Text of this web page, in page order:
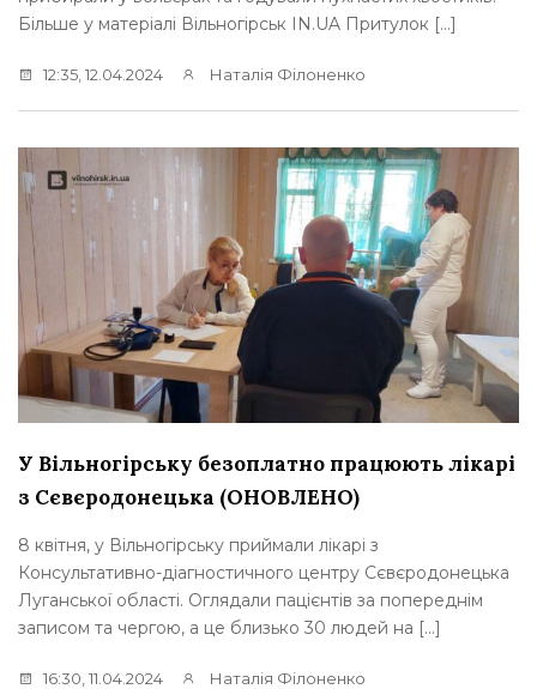
Більше у матеріалі Вільногірськ IN.UA Притулок […]
12:35, 12.04.2024 Наталія Філоненко
У Вільногірську безоплатно працюють лікарі
з Сєвєродонецька (ОНОВЛЕНО)
8 квітня, у Вільногірську приймали лікарі з
Консультативно-діагностичного центру Сєвєродонецька
Луганської області. Оглядали пацієнтів за попереднім
записом та чергою, а це близько 30 людей на […]
16:30, 11.04.2024 Наталія Філоненко